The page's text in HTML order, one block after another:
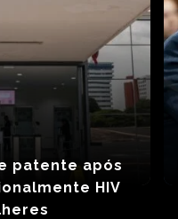
patente após
HIV